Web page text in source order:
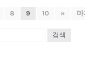
8 9 10 »
검색